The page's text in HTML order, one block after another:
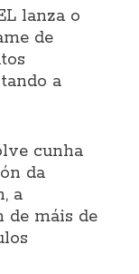
lanza o
de
a
cunha
da
a
de máis de